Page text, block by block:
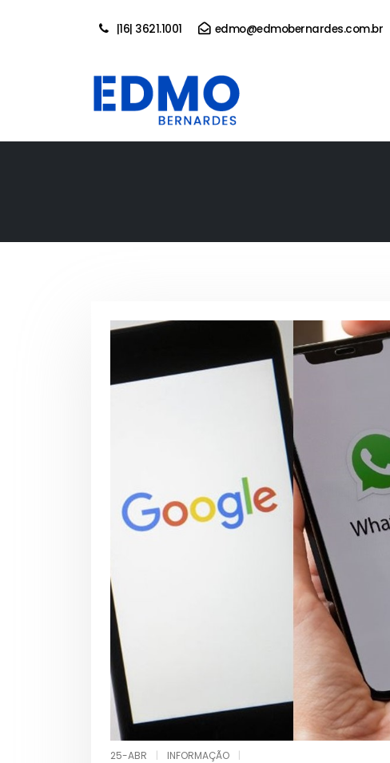
|16| 3621.1001 edmo@edmobernardes.com.br
25-ABR INFORMAÇÃO